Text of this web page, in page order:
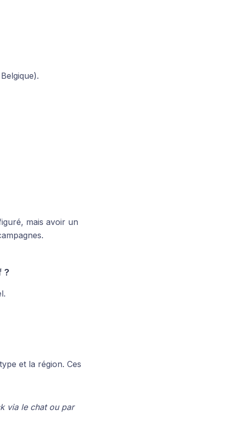
mais avoir un
?
et la région. Ces
via le chat ou par